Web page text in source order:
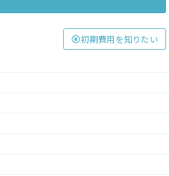
初期費用を知りたい